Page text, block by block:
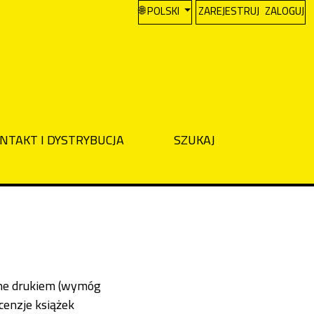
CHANGE THE LANGUAGE. THE
POLSKI ZAREJESTRUJ ZALOGUJ
I DYSTRYBUCJA SZUKAJ
drukiem (wymóg
książek